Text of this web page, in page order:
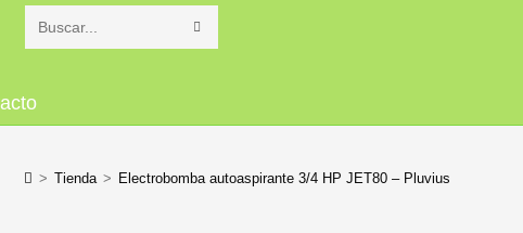
Buscar
> Tienda > Electrobomba autoaspirante 3/4 HP JET80 – Pluvius